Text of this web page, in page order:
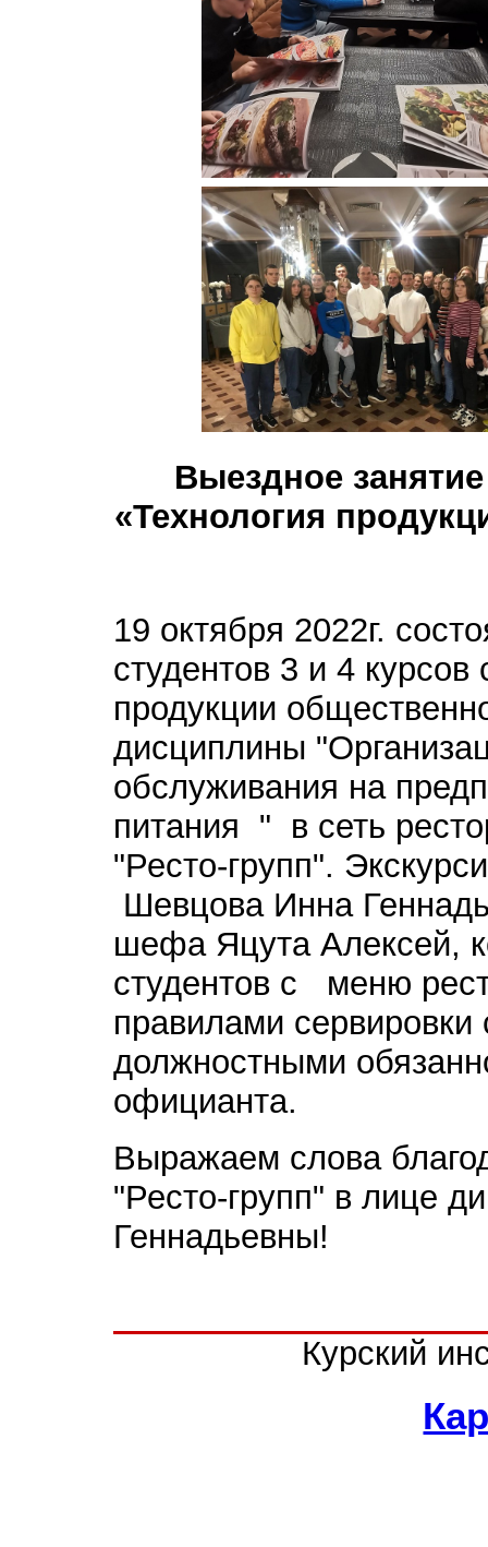
Выездное
«Технология
19 октября 2022г.
студентов 3 и 4
продукции
дисциплины
обслуживания на
питания " в сеть
"Ресто-групп".
Шевцова Инна
шефа Яцута Алексей,
студентов с меню
правилами
должностными
официанта.
Выражаем слова
"Ресто-групп" в лице
Геннадьевны!
Курский